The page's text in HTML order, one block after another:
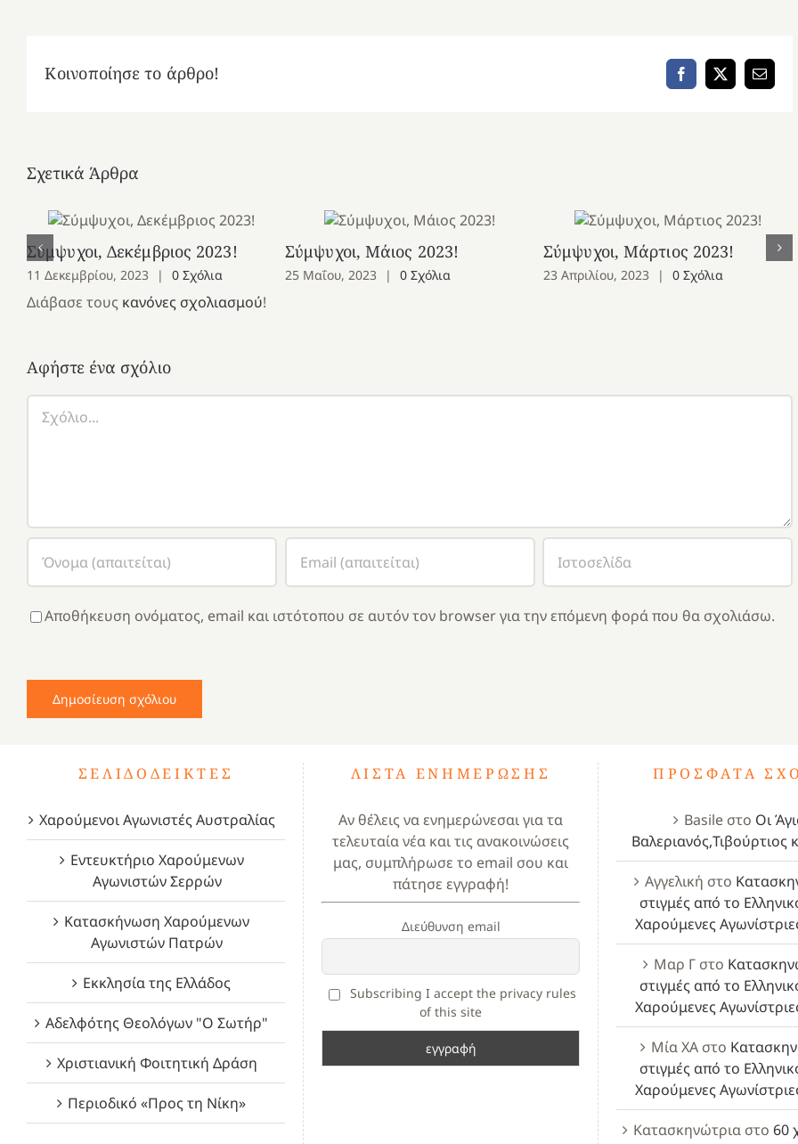
Κοινοποίησε το άρθρο! Facebook
X Email
Σχετικά Άρθρα
Σύμψυχοι, Δεκέμβριος 2023!
11 Δεκεμβρίου, 2023 | 0 Σχόλια
Σύμψυχοι, Μάιος 2023!
25 Μαΐου, 2023 | 0 Σχόλια
Σύμψυχοι, Μάρτιος 2023!
23 Απριλίου, 2023 | 0 Σχόλια
Διάβασε τους κανόνες σχολιασμού!
Αφήστε ένα σχόλιο
Αποθήκευση ονόματος, email και ιστότοπου σε αυτόν τον browser για την επόμενη φορά που θα σχολιάσω.
ΣΕΛΙΔΟΔΕΊΚΤΕΣ
Χαρούμενοι Αγωνιστές Αυστραλίας
Εντευκτήριο Χαρούμενων
Αγωνιστών Σερρών
Κατασκήνωση Χαρούμενων
Αγωνιστών Πατρών
Εκκλησία της Ελλάδος
Αδελφότης Θεολόγων "Ο Σωτήρ"
Χριστιανική Φοιτητική Δράση
Περιοδικό «Προς τη Νίκη»
ΛΊΣΤΑ ΕΝΗΜΈΡΩΣΗΣ
Αν θέλεις να ενημερώνεσαι για τα
τελευταία νέα και τις ανακοινώσεις
μας, συμπλήρωσε το email σου και
πάτησε εγγραφή!
Διεύθυνση email
Subscribing I accept the privacy rules
of this site
ΠΡΌΣΦΑΤΑ
Basileστο Οι
Βαλεριανός,Τιβούρτιος
Αγγελική στο
στιγμές από το
Χαρούμενες
Μαρ Γστο
στιγμές από το
Χαρούμενες
Μία ΧΑστο
στιγμές από το
Χαρούμενες
Κατασκηνώτριαστο 60